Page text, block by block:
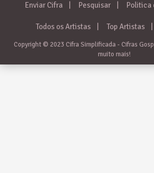
Enviar Cifra Pesquisar Politica
Todos os Artistas Top Artistas
Copyright © 2023 Cifra Simplificada - Cifras
muito mais!